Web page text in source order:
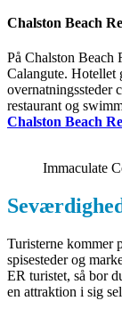
Chalston Beach
På Chalston Beach
Calangute. Hotellet
overnatningssteder
restaurant og
Chalston Beach
Immaculate
Turisterne kommer
spisesteder og
ER turistet, så bor
en attraktion i sig